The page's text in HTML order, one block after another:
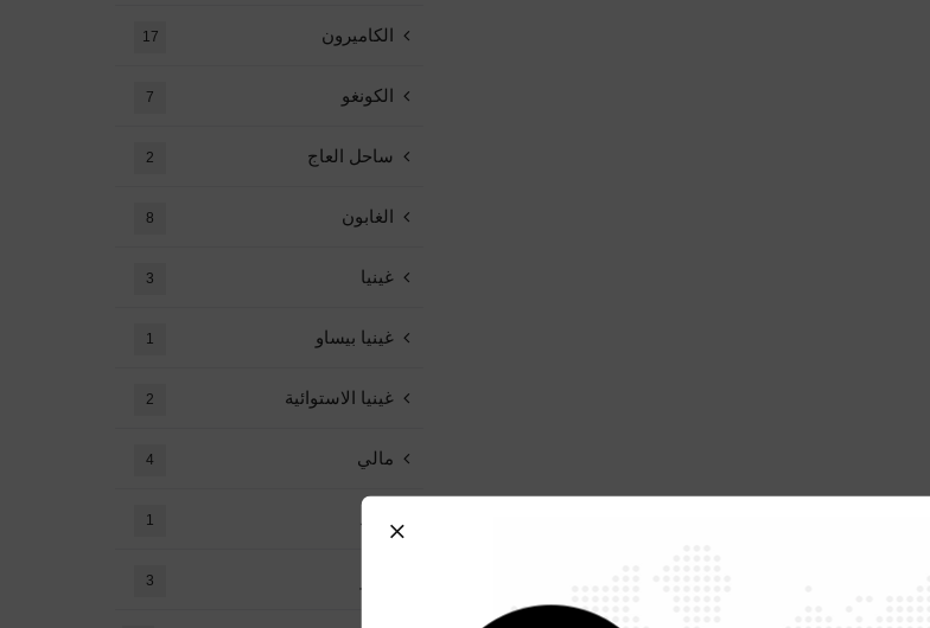
الكاميرون 17
الكونغو 7
ساحل العاج 2
الغابون 8
غينيا 3
غينيا بيساو 1
غينيا الاستوائية 2
مالي 4
1
3